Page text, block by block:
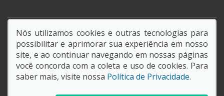
© Copyright 2026
Política de privacidade.
SIGA-NOS:
Nós utilizamos cookies e outras tecnologias para
possibilitar e aprimorar sua experiência em nosso
site, e ao continuar navegando em nossas páginas
você concorda com a coleta e uso de cookies. Para
saber mais, visite nossa Política de Privacidade.